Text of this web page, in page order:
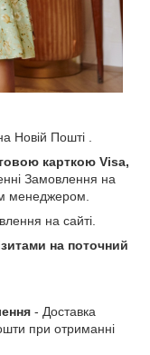
Новій Пошті .
карткою Visa,
Замовлення на
менеджером.
на сайті.
на поточний
- Доставка
при отриманні